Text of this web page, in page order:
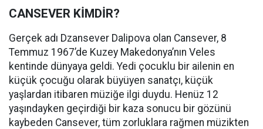
CANSEVER KİMDİR?
Gerçek adı Dzansever Dalipova olan Cansever, 8
Temmuz 1967’de Kuzey Makedonya’nın Veles
kentinde dünyaya geldi. Yedi çocuklu bir ailenin en
küçük çocuğu olarak büyüyen sanatçı, küçük
yaşlardan itibaren müziğe ilgi duydu. Henüz 12
yaşındayken geçirdiği bir kaza sonucu bir gözünü
kaybeden Cansever, tüm zorluklara rağmen müzikten